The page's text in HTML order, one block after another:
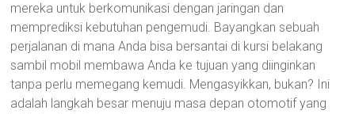
mereka untuk berkomunikasi dengan jaringan dan
memprediksi kebutuhan pengemudi. Bayangkan sebuah
perjalanan di mana Anda bisa bersantai di kursi belakang
sambil mobil membawa Anda ke tujuan yang diinginkan
tanpa perlu memegang kemudi. Mengasyikkan, bukan? Ini
adalah langkah besar menuju masa depan otomotif yang